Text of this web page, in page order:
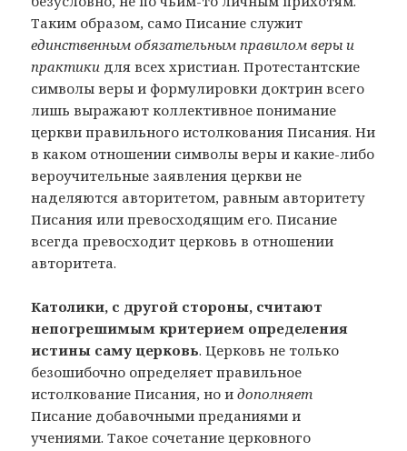
Таким образом, само Писание служит
единственным обязательным правилом веры и
практики для всех христиан. Протестантские
символы веры и формулировки доктрин всего
лишь выражают коллективное понимание
церкви правильного истолкования Писания. Ни
в каком отношении символы веры и какие-либо
вероучительные заявления церкви не
наделяются авторитетом, равным авторитету
Писания или превосходящим его. Писание
всегда превосходит церковь в отношении
авторитета.
Католики, с другой стороны, считают
непогрешимым критерием определения
истины саму церковь. Церковь не только
безошибочно определяет правильное
истолкование Писания, но идополняет
Писание добавочными преданиями и
учениями. Такое сочетание церковного